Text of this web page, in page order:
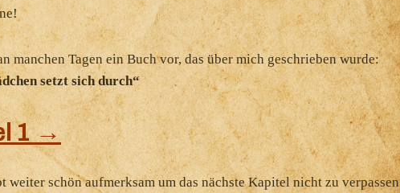
manchen Tagen ein Buch vor, das über mich geschrieben wurde:
setzt sich durch“
1 →
schön aufmerksam um das nächste Kapitel nicht zu verpassen